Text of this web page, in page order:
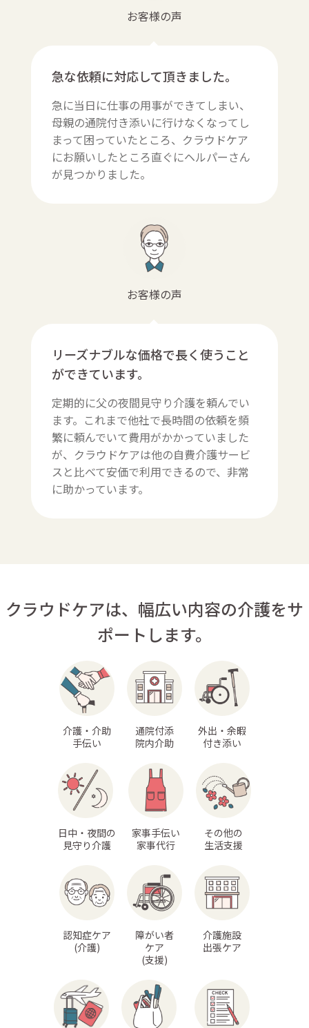
お客様の声
急な依頼に対応して頂きました。
急に当日に仕事の用事ができてしまい、
母親の通院付き添いに行けなくなってし
まって困っていたところ、クラウドケア
にお願いしたところ直ぐにヘルパーさん
が見つかりました。
お客様の声
リーズナブルな価格で長く使うこと
ができています。
定期的に父の夜間見守り介護を頼んでい
ます。これまで他社で長時間の依頼を頻
繁に頼んでいて費用がかかっていました
が、クラウドケアは他の自費介護サービ
スと比べて安価で利用できるので、非常
に助かっています。
クラウドケアは、幅広い内容の介護をサ
ポートします。
介護・介助
手伝い
通院付添
院内介助
外出・余暇
付き添い
日中・夜間の
見守り介護
家事手伝い
家事代行
その他の
生活支援
認知症ケア
(介護)
障がい者
ケア
(支援)
介護施設
出張ケア